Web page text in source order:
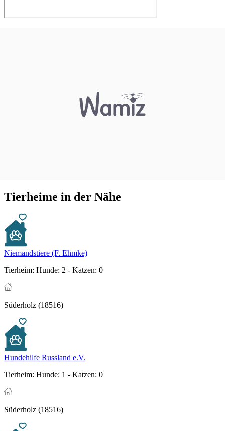
Tierheime in der Nähe
Niemandstiere (F. Ehmke)
Tierheim: Hunde: 2 - Katzen: 0
Süderholz (18516)
Hundehilfe Russland e.V.
Tierheim: Hunde: 1 - Katzen: 0
Süderholz (18516)